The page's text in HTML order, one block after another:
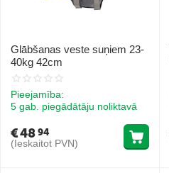
Glābšanas veste suņiem 23-
40kg 42cm
Pieejamība:
5 gab. piegādātāju noliktavā
€4894
(Ieskaitot PVN)